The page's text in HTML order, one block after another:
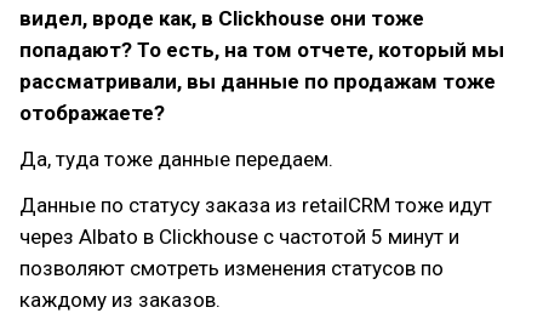
видел, вроде как, в Clickhouse они тоже
попадают? То есть, на том отчете, который мы
рассматривали, вы данные по продажам тоже
отображаете?
Да, туда тоже данные передаем.
Данные по статусу заказа из retailCRM тоже идут
через Albato в Clickhouse с частотой 5 минут и
позволяют смотреть изменения статусов по
каждому из заказов.